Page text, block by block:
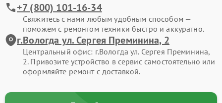
+7 (800) 101-16-34
Свяжитесь с нами любым удобным способом —
поможем с ремонтом техники быстро и аккуратно.
г.Вологда ул. Сергея Преминина, 2
Центральный офис: г.Вологда ул. Сергея Преминина,
2. Привозите устройство в сервис самостоятельно или
оформляйте ремонт с доставкой.